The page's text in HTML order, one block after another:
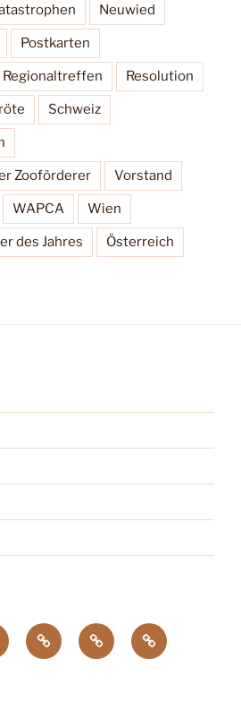
Neuwied
Postkarten
Regionaltreffen Resolution
Schweiz
Zooförderer Vorstand
WAPCA Wien
des Jahres Österreich
Verband
der
DTG